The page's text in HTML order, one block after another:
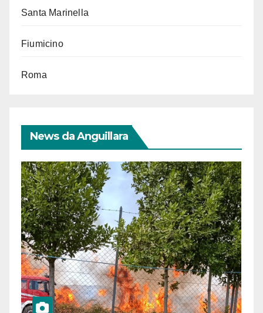
Santa Marinella
Fiumicino
Roma
News da Anguillara